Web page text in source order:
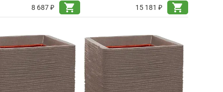
8 687 ₽
shopping_cart
15 181 ₽
shopping_cart